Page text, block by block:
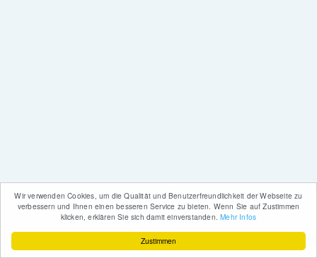
Zustimmen
Wir verwenden Cookies, um die Qualität und Benutzerfreundlichkeit der Webseite zu
verbessern und Ihnen einen besseren Service zu bieten. Wenn Sie auf Zustimmen
klicken, erklären Sie sich damit einverstanden.Mehr Infos